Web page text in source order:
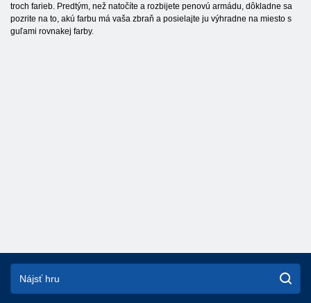
troch farieb. Predtým, než natočíte a rozbijete penovú armádu, dôkladne sa
pozrite na to, akú farbu má vaša zbraň a posielajte ju výhradne na miesto s
guľami rovnakej farby.